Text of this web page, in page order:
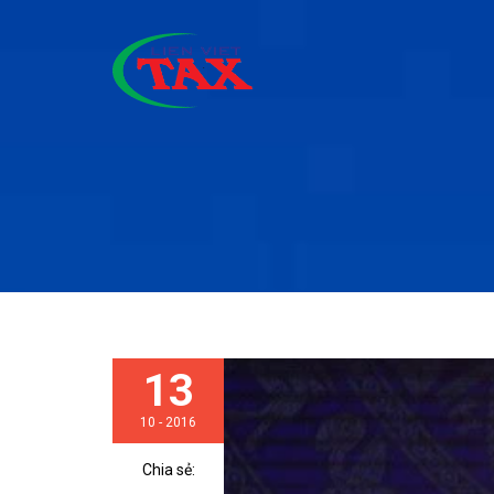
13
10 - 2016
Chia sẻ: